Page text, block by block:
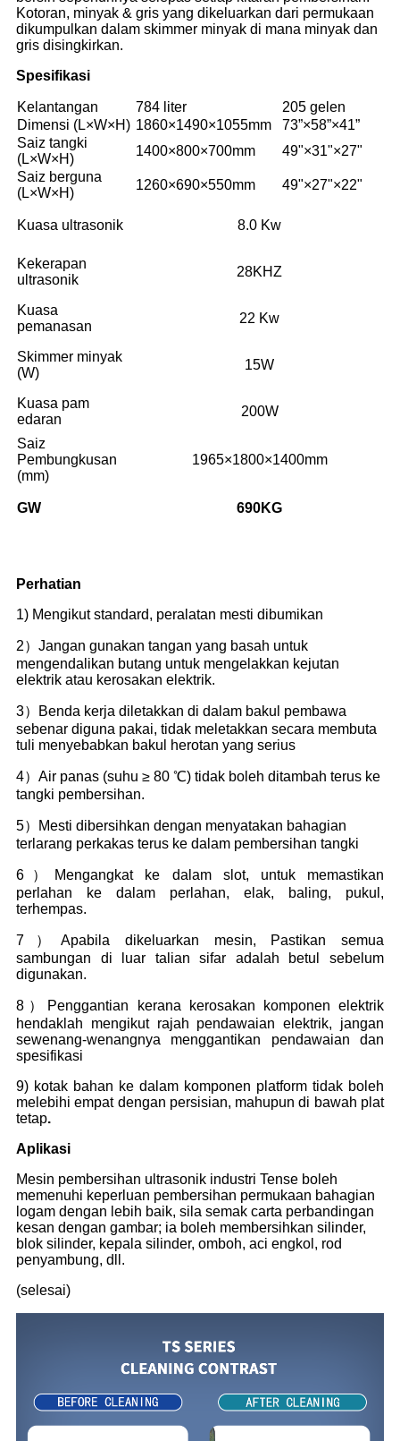
Kotoran, minyak & gris yang dikeluarkan dari permukaan
dikumpulkan dalam skimmer minyak di mana minyak dan
gris disingkirkan.
Spesifikasi
Kelantangan 784 liter
205 gelen
Dimensi (L×W×H) 1860×1490×1055mm
73”×58”×41”
Saiz tangki
(L×W×H)
1400×800×700mm
49"×31"×27"
Saiz berguna
(L×W×H)
1260×690×550mm 49"×27"×22"
Kuasa ultrasonik 8.0 Kw
Kekerapan
ultrasonik
28KHZ
Kuasa
pemanasan
22 Kw
Skimmer minyak
(W)
15W
Kuasa pam
edaran
200W
Saiz
Pembungkusan
(mm)
1965×1800×1400mm
GW 690KG
Perhatian
1) Mengikut standard, peralatan mesti dibumikan
2）Jangan gunakan tangan yang basah untuk
mengendalikan butang untuk mengelakkan kejutan
elektrik atau kerosakan elektrik.
3）Benda kerja diletakkan di dalam bakul pembawa
sebenar diguna pakai, tidak meletakkan secara membuta
tuli menyebabkan bakul herotan yang serius
4）Air panas (suhu ≥ 80 ℃) tidak boleh ditambah terus ke
tangki pembersihan.
5）Mesti dibersihkan dengan menyatakan bahagian
terlarang perkakas terus ke dalam pembersihan tangki
6）Mengangkat ke dalam slot, untuk memastikan
perlahan ke dalam perlahan, elak, baling, pukul,
terhempas.
7）Apabila dikeluarkan mesin, Pastikan semua
sambungan di luar talian sifar adalah betul sebelum
digunakan.
8）Penggantian kerana kerosakan komponen elektrik
hendaklah mengikut rajah pendawaian elektrik, jangan
sewenang-wenangnya menggantikan pendawaian dan
spesifikasi
9) kotak bahan ke dalam komponen platform tidak boleh
melebihi empat dengan persisian, mahupun di bawah plat
tetap.
Aplikasi
Mesin pembersihan ultrasonik industri Tense boleh
memenuhi keperluan pembersihan permukaan bahagian
logam dengan lebih baik, sila semak carta perbandingan
kesan dengan gambar; ia boleh membersihkan silinder,
blok silinder, kepala silinder, omboh, aci engkol, rod
penyambung, dll.
(selesai)